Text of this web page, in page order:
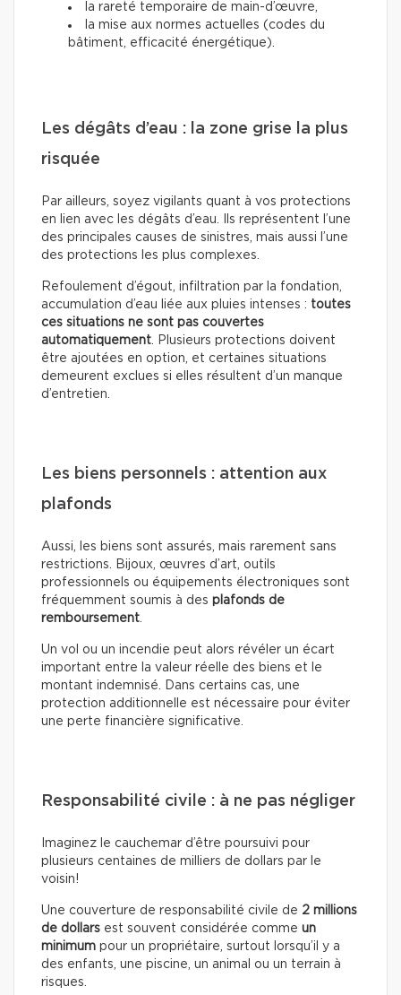
la rareté temporaire de main-d’œuvre,
la mise aux normes actuelles (codes du
bâtiment, efficacité énergétique).
Les dégâts d’eau : la zone grise la plus
risquée
Par ailleurs, soyez vigilants quant à vos protections
en lien avec les dégâts d’eau. Ils représentent l’une
des principales causes de sinistres, mais aussi l’une
des protections les plus complexes.
Refoulement d’égout, infiltration par la fondation,
accumulation d’eau liée aux pluies intenses : toutes
ces situations ne sont pas couvertes
automatiquement. Plusieurs protections doivent
être ajoutées en option, et certaines situations
demeurent exclues si elles résultent d’un manque
d’entretien.
Les biens personnels : attention aux
plafonds
Aussi, les biens sont assurés, mais rarement sans
restrictions. Bijoux, œuvres d’art, outils
professionnels ou équipements électroniques sont
fréquemment soumis à des plafonds de
remboursement.
Un vol ou un incendie peut alors révéler un écart
important entre la valeur réelle des biens et le
montant indemnisé. Dans certains cas, une
protection additionnelle est nécessaire pour éviter
une perte financière significative.
Responsabilité civile : à ne pas négliger
Imaginez le cauchemar d’être poursuivi pour
plusieurs centaines de milliers de dollars par le
voisin!
Une couverture de responsabilité civile de 2 millions
de dollars est souvent considérée comme un
minimum pour un propriétaire, surtout lorsqu’il y a
des enfants, une piscine, un animal ou un terrain à
risques.